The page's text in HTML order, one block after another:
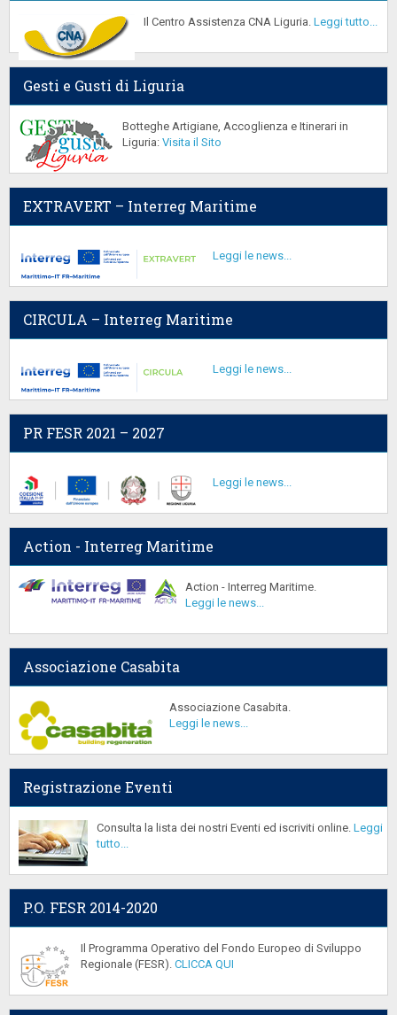
Il Centro Assistenza CNA Liguria. Leggi tutto...
Gesti e Gusti di Liguria
Botteghe Artigiane, Accoglienza e Itinerari in
Liguria: Visita il Sito
EXTRAVERT – Interreg Maritime
Leggi le news...
CIRCULA – Interreg Maritime
Leggi le news...
PR FESR 2021 – 2027
Leggi le news...
Action - Interreg Maritime
Action - Interreg Maritime.
Leggi le news...
Associazione Casabita
Associazione Casabita.
Leggi le news...
Registrazione Eventi
Consulta la lista dei nostri Eventi ed iscriviti online. Leggi
tutto...
P.O. FESR 2014-2020
Il Programma Operativo del Fondo Europeo di Sviluppo
Regionale (FESR). CLICCA QUI